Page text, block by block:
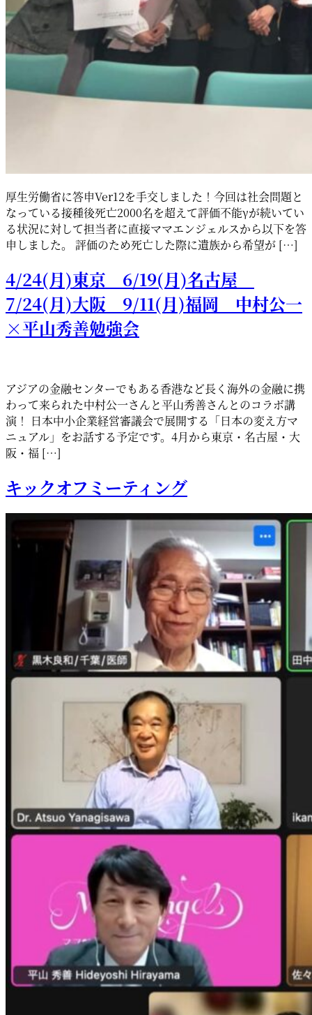
厚生労働省に答申Ver12を手交しました！今回は社会問題と
なっている接種後死亡2000名を超えて評価不能γが続いてい
る状況に対して担当者に直接ママエンジェルスから以下を答
申しました。 評価のため死亡した際に遺族から希望が […]
4/24(月)東京 6/19(月)名古屋
7/24(月)大阪 9/11(月)福岡 中村公一
×平山秀善勉強会
アジアの金融センターでもある香港など長く海外の金融に携
わって来られた中村公一さんと平山秀善さんとのコラボ講
演！ 日本中小企業経営審議会で展開する「日本の変え方マ
ニュアル」をお話する予定です。4月から東京・名古屋・大
阪・福 […]
キックオフミーティング